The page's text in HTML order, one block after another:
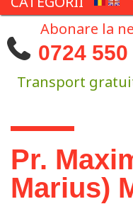
Abonare la
0724 550
Transport
Eşti aici
Pr.
Marius)